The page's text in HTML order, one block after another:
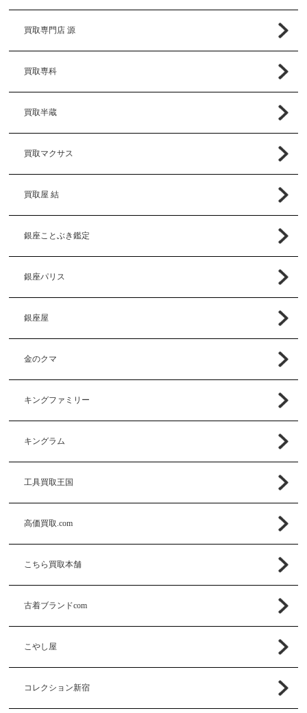
買取専門店 源
買取専科
買取半蔵
買取マクサス
買取屋 結
銀座ことぶき鑑定
銀座パリス
銀座屋
金のクマ
キングファミリー
キングラム
工具買取王国
高価買取.com
こちら買取本舗
古着ブランドcom
こやし屋
コレクション新宿